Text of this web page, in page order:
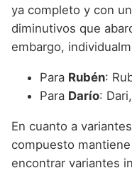
ya completo y con
diminutivos que
embargo,
Para Rubén:
Para Darío:
En cuanto a
compuesto
encontrar variantes